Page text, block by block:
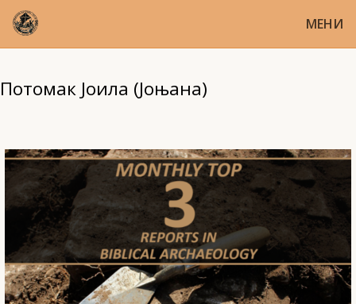
МЕНИ
Потомак Јоила (Јоњана)